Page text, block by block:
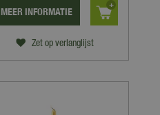
Zet op verlanglijst
MEER INFORMATIE